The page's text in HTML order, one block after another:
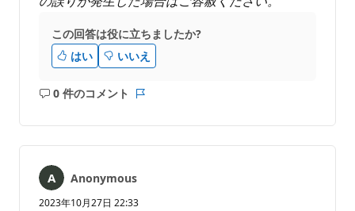
この回答は役に立ちましたか?
はい
いいえ
0 件のコメント
コ
ト
あ
り
ト
Anonymous
2023年10月27日 22:33